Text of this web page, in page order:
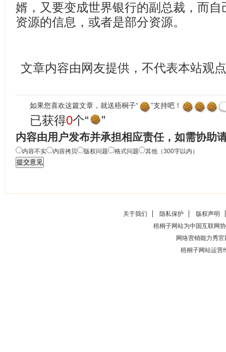
婿，又要变成世界银行的副总裁，而
资源的信息，或者是部分资源。
文章内容由网友提供，不代表本站观点
如果您喜欢这篇文章，就送梧桐子“ ”支持吧！
已获得0个“ ”
内容由用户发布并承担相应责任，如需协助
内容不实 内容拷贝 版权问题 格式问题 其他（300字以内）
关于我们 隐私保护
版权声明
梧桐子网站为中国互联网
网络营销能力秀官
梧桐子网站运营